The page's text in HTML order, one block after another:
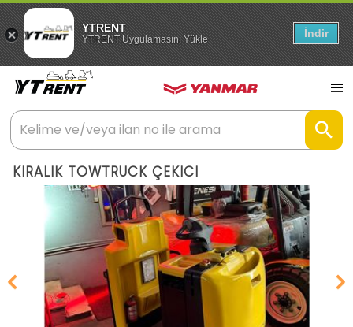
YTRENT
YTRENT Uygulamasını Yükle İndir
KİRALIK TOWTRUCK ÇEKİCİ